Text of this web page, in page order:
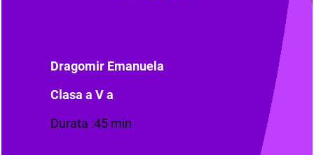
Dragomir Emanuela
Clasa a V a
Durata :45 min